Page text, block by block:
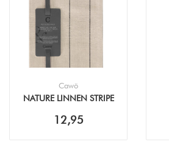
Cawö
NATURE LINNEN STRIPE
12,95